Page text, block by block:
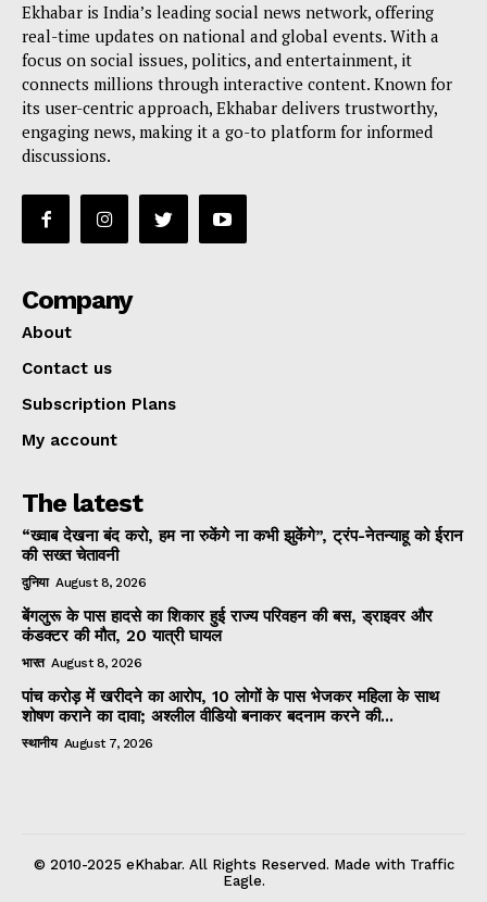
Ekhabar is India’s leading social news network, offering
real-time updates on national and global events. With a
focus on social issues, politics, and entertainment, it
connects millions through interactive content. Known for
its user-centric approach, Ekhabar delivers trustworthy,
engaging news, making it a go-to platform for informed
discussions.
Company
About
Contact us
Subscription Plans
My account
The latest
“ख्वाब देखना बंद करो, हम ना रुकेंगे ना कभी झुकेंगे”, ट्रंप-नेतन्याहू को ईरान
की सख्त चेतावनी
दुनिया August 8, 2026
बेंगलुरू के पास हादसे का शिकार हुई राज्य परिवहन की बस, ड्राइवर और
कंडक्टर की मौत, 20 यात्री घायल
भारत August 8, 2026
पांच करोड़ में खरीदने का आरोप, 10 लोगों के पास भेजकर महिला के साथ
शोषण कराने का दावा; अश्लील वीडियो बनाकर बदनाम करने की...
स्थानीय August 7, 2026
© 2010-2025 eKhabar. All Rights Reserved. Made with Traffic
Eagle.